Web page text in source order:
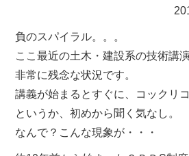
負のスパイラル。。。
ここ最近の土木・建設系の技術講演
非常に残念な状況です。
講義が始まるとすぐに、コックリ
というか、初めから聞く気なし。
なんで？こんな現象が・・・